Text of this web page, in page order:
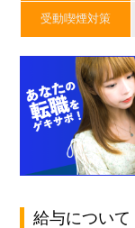
受動喫煙対策
給与について